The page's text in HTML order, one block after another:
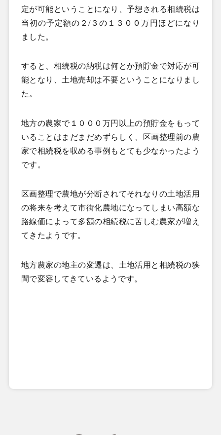
定が可能ということになり、予想される相続税は
当初の予定額の２/３の１３００万円ほどになり
ました。
すると、相続税の納税は何とか預貯金で対応が可
能となり、土地売却は不要ということになりまし
た。
地方の農家で１０００万円以上の預貯金をもって
いることはまだまだめずらしく、区画整理前の農
家で相続税を収める事例もとても少なかったよう
です。
区画整理で農地が分断されてそれなりの土地活用
の将来を考えて市街化農地になってしまい高額な
路線価によって多額の相続税に苦しむ農家が増え
てきたようです。
地方農家の地主の変遷は、土地活用と相続税の狭
間で変容してきているようです。